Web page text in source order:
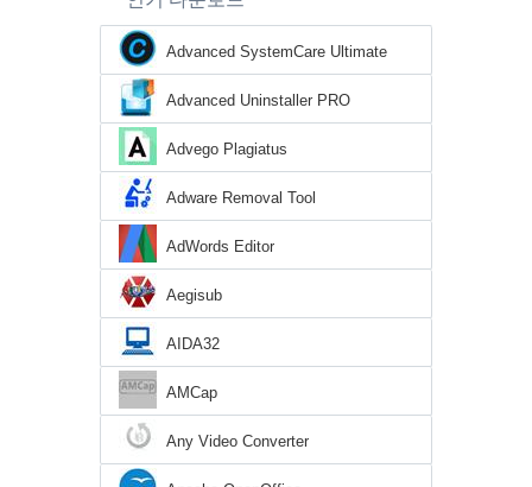
Advanced SystemCare Ultimate
Advanced Uninstaller PRO
Advego Plagiatus
Adware Removal Tool
AdWords Editor
Aegisub
AIDA32
AMCap
Any Video Converter